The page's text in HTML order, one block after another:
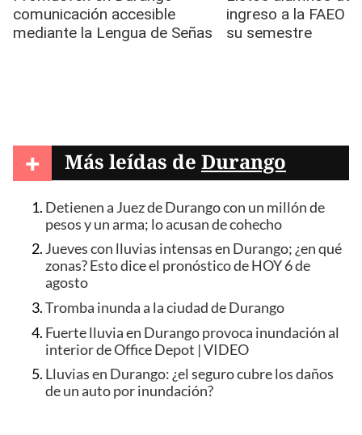
+ Más leídas de Durango
Detienen a Juez de Durango con un millón de
pesos y un arma; lo acusan de cohecho
Jueves con lluvias intensas en Durango; ¿en qué
zonas? Esto dice el pronóstico de HOY 6 de
agosto
Tromba inunda a la ciudad de Durango
Fuerte lluvia en Durango provoca inundación al
interior de Office Depot | VIDEO
Lluvias en Durango: ¿el seguro cubre los daños
de un auto por inundación?